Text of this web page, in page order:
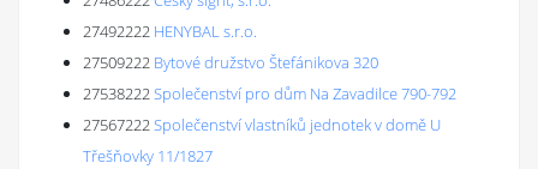
27492222 HENYBAL s.r.o.
27509222 Bytové družstvo Štefánikova 320
27538222Společenství pro dům Na Zavadilce 790-792
27567222Společenství vlastníků jednotek v domě U
Třešňovky 11/1827